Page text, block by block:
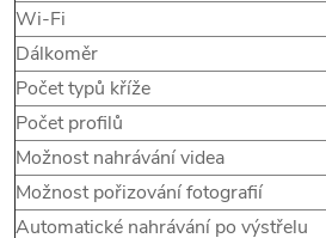
Wi-Fi
Dálkoměr
Počet typů kříže
Počet profilů
Možnost nahrávání videa
Možnost pořizování fotografií
Automatické nahrávání po výstřelu